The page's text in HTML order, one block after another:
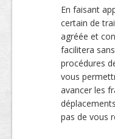
En faisant
certain de
agréée et
facilitera
procédures
vous
avancer les
pas de vous